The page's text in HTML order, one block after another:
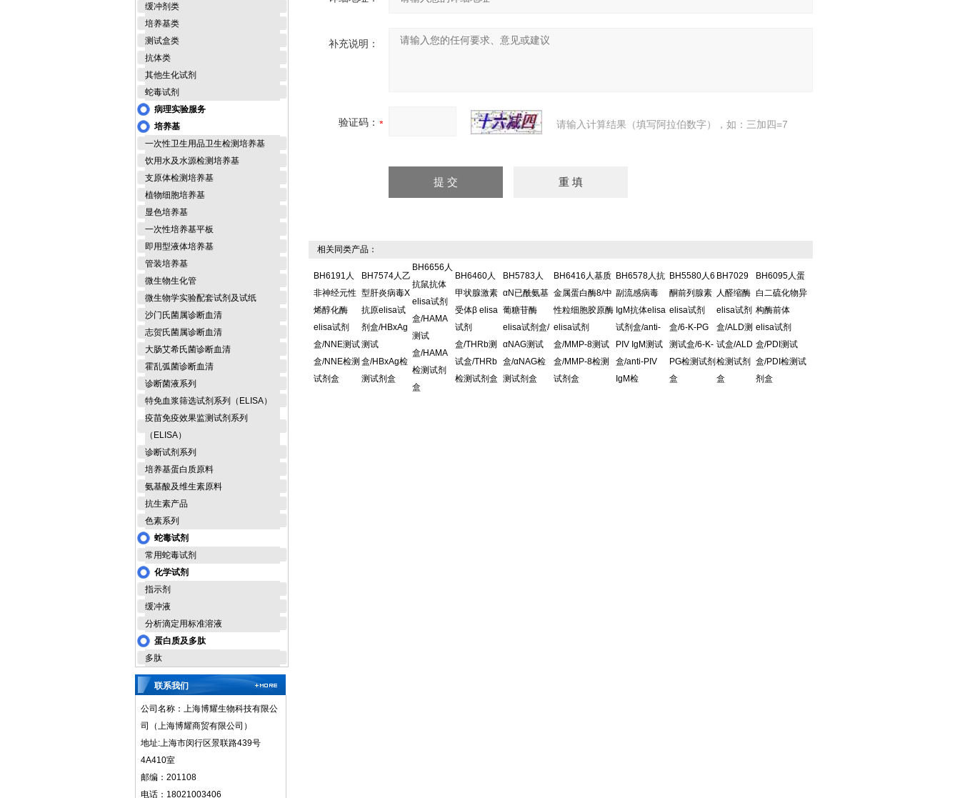
缓冲剂类
培养基类
测试盒类
抗体类
其他生化试剂
蛇毒试剂
病理实验服务
培养基
一次性卫生用品卫生检测培养基
饮用水及水源检测培养基
支原体检测培养基
植物细胞培养基
显色培养基
一次性培养基平板
即用型液体培养基
管装培养基
微生物生化管
微生物学实验配套试剂及试纸
沙门氏菌属诊断血清
志贺氏菌属诊断血清
大肠艾希氏菌诊断血清
霍乱弧菌诊断血清
诊断菌液系列
特免血浆筛选试剂系列（ELISA）
疫苗免疫效果监测试剂系列
（ELISA）
诊断试剂系列
培养基蛋白质原料
氨基酸及维生素原料
抗生素产品
色素系列
蛇毒试剂
常用蛇毒试剂
化学试剂
指示剂
缓冲液
分析滴定用标准溶液
蛋白质及多肽
多肽
联系我们
公司名称：上海博耀生物科技有限公
司（上海博耀商贸有限公司）
地址:上海市闵行区景联路439号
4A410室
邮编：201108
电话：18021003406
补充说明：
验证码： 请输入计算结果（填写阿拉伯数字），如：三加四=7
相关同类产品：
BH6191人
非神经元性
烯醇化酶
elisa试剂
盒/NNE测试
盒/NNE检测
试剂盒
BH7574人乙
型肝炎病毒X
抗原elisa试
剂盒/HBxAg
测试
盒/HBxAg检
测试剂盒
BH6656人
抗鼠抗体
elisa试剂
盒/HAMA
测试
盒/HAMA
检测试剂
盒
BH6460人
甲状腺激素
受体β elisa
试剂
盒/THRb测
试盒/THRb
检测试剂盒
BH5783人
αN已酰氨基
葡糖苷酶
elisa试剂盒/
αNAG测试
盒/αNAG检
测试剂盒
BH6416人基质
金属蛋白酶8/中
性粒细胞胶原酶
elisa试剂
盒/MMP-8测试
盒/MMP-8检测
试剂盒
BH6578人抗
副流感病毒
IgM抗体elisa
试剂盒/anti-
PIV IgM测试
盒/anti-PIV
IgM检
BH5580人6
酮前列腺素
elisa试剂
盒/6-K-PG
测试盒/6-K-
PG检测试剂
盒
BH7029
人醛缩酶
elisa试剂
盒/ALD测
试盒/ALD
检测试剂
盒
BH6095人蛋
白二硫化物异
构酶前体
elisa试剂
盒/PDI测试
盒/PDI检测试
剂盒